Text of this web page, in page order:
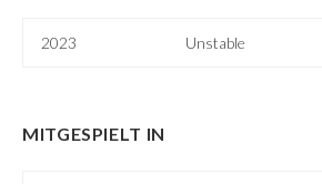
2023 Unstable
MITGESPIELT IN